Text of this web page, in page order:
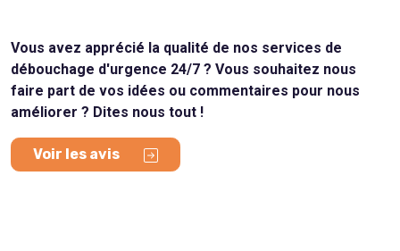
Vous avez apprécié la qualité de nos services de
débouchage d'urgence 24/7 ? Vous souhaitez nous
faire part de vos idées ou commentaires pour nous
améliorer ? Dites nous tout !
Voir les avis